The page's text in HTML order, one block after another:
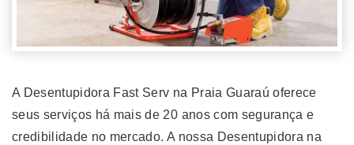
A Desentupidora Fast Serv na Praia Guaraú oferece
seus serviços há mais de 20 anos com segurança e
credibilidade no mercado. A nossa Desentupidora na